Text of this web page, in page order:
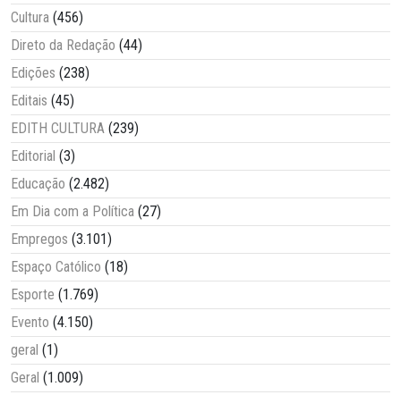
Cultura (456)
Direto da Redação (44)
Edições (238)
Editais (45)
EDITH CULTURA (239)
Editorial (3)
Educação (2.482)
Em Dia com a Política (27)
Empregos (3.101)
Espaço Católico (18)
Esporte (1.769)
Evento (4.150)
geral (1)
Geral (1.009)